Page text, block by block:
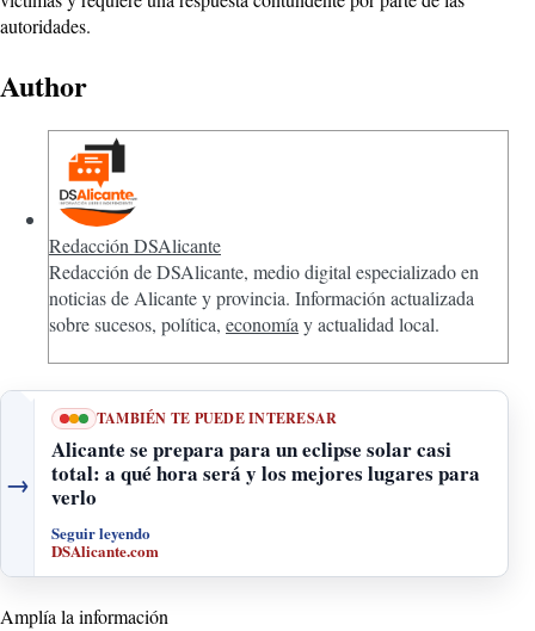
autoridades.
Author
Redacción DSAlicante
Redacción de DSAlicante, medio digital especializado en
noticias de Alicante y provincia. Información actualizada
sobre sucesos, política, economía y actualidad local.
→
TAMBIÉN TE PUEDE INTERESAR
Alicante se prepara para un eclipse solar casi
total: a qué hora será y los mejores lugares para
verlo
Seguir leyendo
DSAlicante.com
Amplía la información